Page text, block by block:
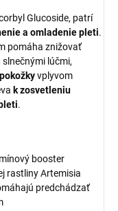
Glucoside, patrí
a omladenie pleti.
pomáha znižovať
lúčmi,
vplyvom
k zosvetleniu
.
booster
rastliny Artemisia
predchádzať